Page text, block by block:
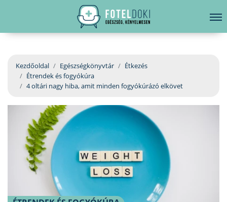
EGÉSZSÉGKÖNYVTÁR
BETEGSÉGKALAUZ
ÜGYELETKERESŐ
ORVOS VÁLASZOL
ORVOSKERESŐ
hirdetés
Kezdőoldal Egészségkönyvtár
Étkezés
Étrendek és fogyókúra
4 oltári nagy hiba, amit minden fogyókúrázó elkövet